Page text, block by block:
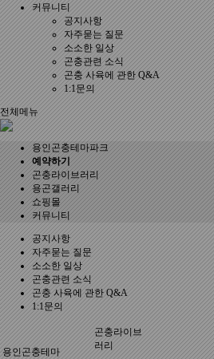
커뮤니티
공지사항
자주묻는 질문
소소한 일상
곤충관련 소식
곤충 사육에 관한 Q&A
1:1문의
전체메뉴
용인곤충테마파크
예약하기
곤충라이브러리
용곤갤러리
쇼핑몰
커뮤니티
공지사항
자주묻는 질문
소소한 일상
곤충관련 소식
곤충 사육에 관한 Q&A
1:1문의
용인곤충테마
곤충라이브
러리